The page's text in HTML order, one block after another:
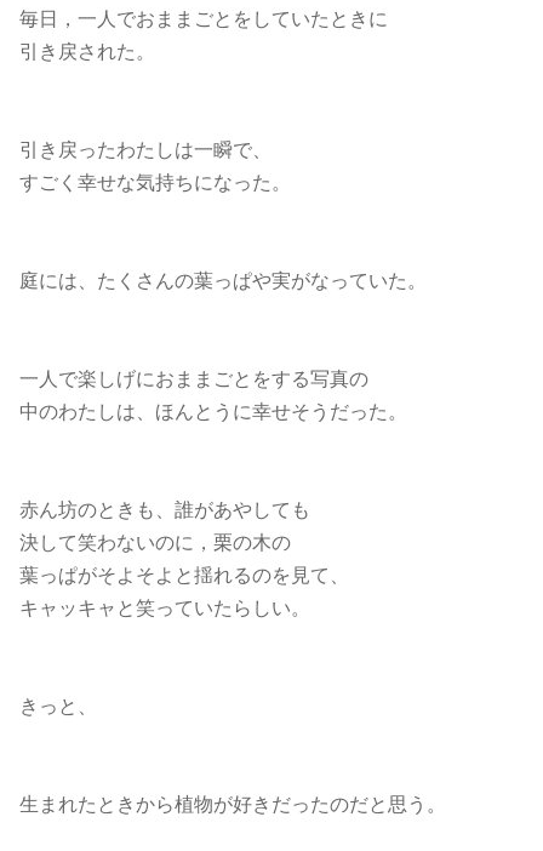
毎日，一人でおままごとをしていたときに
引き戻された。
引き戻ったわたしは一瞬で、
すごく幸せな気持ちになった。
庭には、たくさんの葉っぱや実がなっていた。
一人で楽しげにおままごとをする写真の
中のわたしは、ほんとうに幸せそうだった。
赤ん坊のときも、誰があやしても
決して笑わないのに，栗の木の
葉っぱがそよそよと揺れるのを見て、
キャッキャと笑っていたらしい。
きっと、
生まれたときから植物が好きだったのだと思う。